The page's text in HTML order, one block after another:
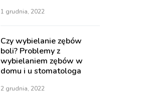
1 grudnia, 2022
Czy wybielanie zębów
boli? Problemy z
wybielaniem zębów w
domu i u stomatologa
2 grudnia, 2022